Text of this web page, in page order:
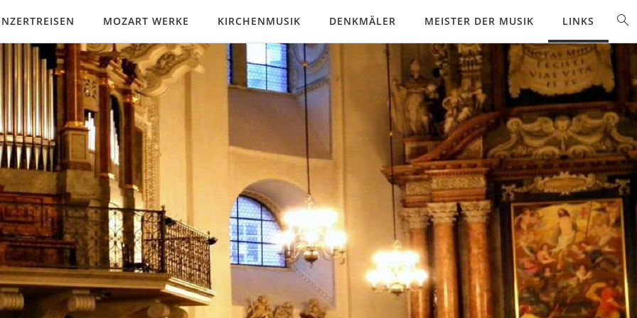
MOZART WERKE KIRCHENMUSIK DENKMÄLER MEISTER DER MUSIK LINKS